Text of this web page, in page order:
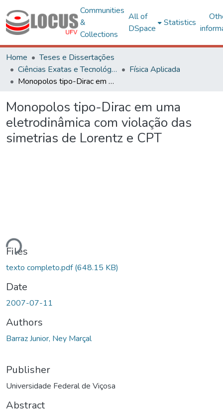
Communities
&
Collections
All of
DSpace
Statistics
Home
Teses e Dissertações
Ciências Exatas e Tecnológicas
Física Aplicada
Monopolos tipo-Dirac em uma eletrodinâmica com violação das simetrias de Lorentz e CPT
Monopolos tipo-Dirac em uma
eletrodinâmica com violação das
simetrias de Lorentz e CPT
Files
texto completo.pdf(648.15 KB)
Date
2007-07-11
Authors
Barraz Junior, Ney Marçal
Publisher
Universidade Federal de Viçosa
Abstract